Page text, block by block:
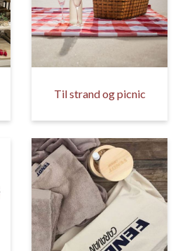
Til strand og picnic